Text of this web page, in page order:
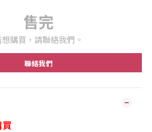
售完
想購買，請聯絡我們。
聯絡我們